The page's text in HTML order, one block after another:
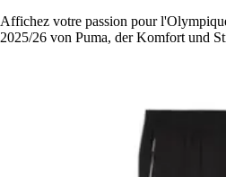
Affichez votre passion pour
2025/26 von Puma, der Komfort und